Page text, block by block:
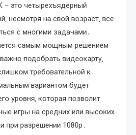
– это четырехъядерный
несмотря на свой возраст‚ все
с многими задачами․
самым мощным решением
подобрать видеокарту‚
требовательной к
вариантом будет
уровня‚ которая позволит
игры на средних или высоких
при разрешении 1080p․